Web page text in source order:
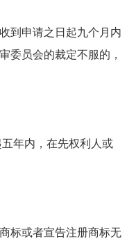
到申请之日起九个月内
委员会的裁定不服的，
年内，在先权利人或
标或者宣告注册商标无